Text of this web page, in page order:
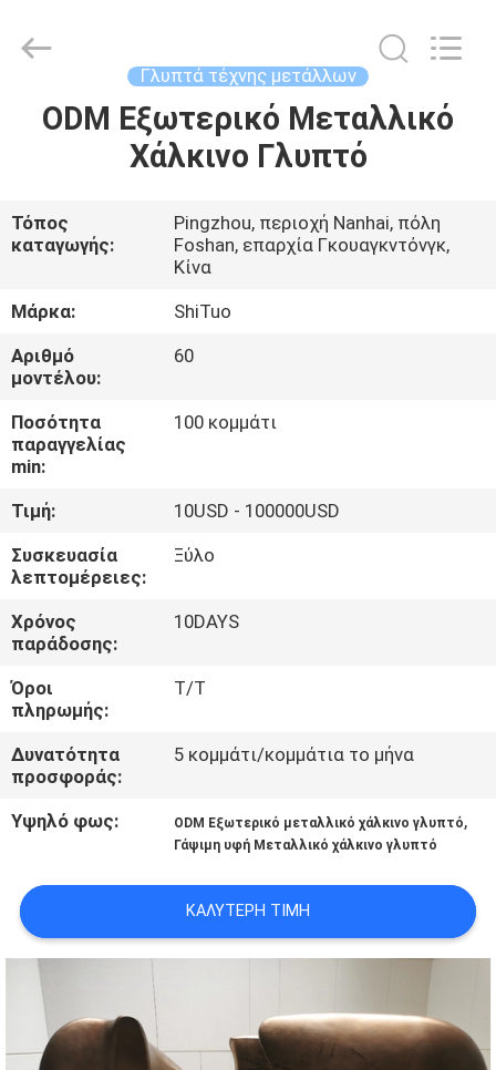
ΣΠΊΤΙ
ΒΊΝΤΕΟ
ΣΧΕΤΙΚΆ
ΜΕ
ΕΜΆΣ
ΕΠΙΣΚΕΨΉ
ΕΡΓΟΣΤΑΣΊΟΥ
ΈΛΕΓΧΟΣ
ΠΟΙΌΤΗΤΑΣ
ΕΠΙΚΟΙΝΩΝΉΣΤΕ
ΜΑΖΊ
ΜΑΣ
ΕΙΔΉΣΕΙΣ
ΥΠΟΘΈΣΕΙΣ
ΖΗΤΉΣΤΕ
ΜΙΑ
ΠΡΟΣΦΟΡΆ
Ltd..
Developed
Γλυπτά τέχνης μετάλλων
ODM Εξωτερικό Μεταλλικό
Χάλκινο Γλυπτό
Τόπος
καταγωγής:
Pingzhou, περιοχή Nanhai, πόλη
Foshan, επαρχία Γκουαγκντόνγκ,
Κίνα
Μάρκα:
ShiTuo
Αριθμό
μοντέλου:
60
Ποσότητα
παραγγελίας
min:
100 κομμάτι
Τιμή:
10USD - 100000USD
Συσκευασία
λεπτομέρειες:
Ξύλο
Χρόνος
παράδοσης:
10DAYS
Όροι
πληρωμής:
Τ/Τ
Δυνατότητα
προσφοράς:
5 κομμάτι/κομμάτια το μήνα
Υψηλό φως: ODM Εξωτερικό μεταλλικό χάλκινο γλυπτό,
Γάψιμη υφή Μεταλλικό χάλκινο γλυπτό
ΚΑΛΎΤΕΡΗ ΤΙΜΉ